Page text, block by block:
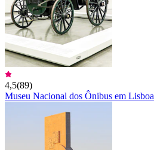
4,5(89)
Museu Nacional dos Ônibus em Lisboa